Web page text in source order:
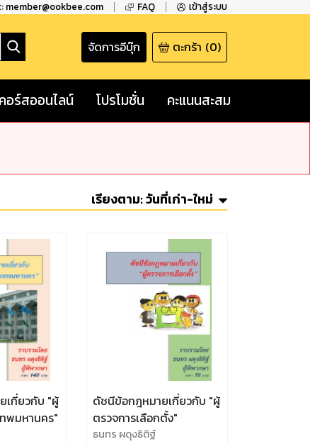
FAQ เข้าสู่ระบบ
จัดการอีบุ๊ก ตะกร้า (0)
คอร์สออนไลน์ โปรโมชั่น คะแนนสะสม
เรียงตาม:วันที่เก่า-ใหม่
เกี่ยวกับ "ผู้
ทพมหานคร"
ดัชนีข้อกฎหมายเกี่ยวกับ "ผู้
ตรวจการเลือกตั้ง"
ธนทร ผดุงธิติฐ์